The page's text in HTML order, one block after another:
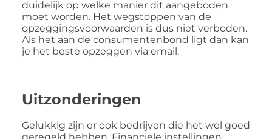
duidelijk op welke manier dit aangeboden
moet worden. Het wegstoppen van de
opzeggingsvoorwaarden is dus niet verboden.
Als het aan de consumentenbond ligt dan kan
je het beste opzeggen via email.
Uitzonderingen
Gelukkig zijn er ook bedrijven die het wel goed